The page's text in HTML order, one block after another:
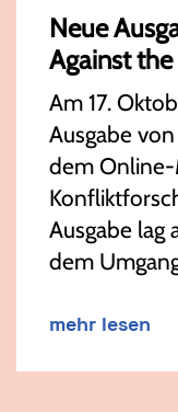
Neue
Against
Am 17.
Ausgabe
dem Online-
Ausgabe lag
dem
mehr lesen